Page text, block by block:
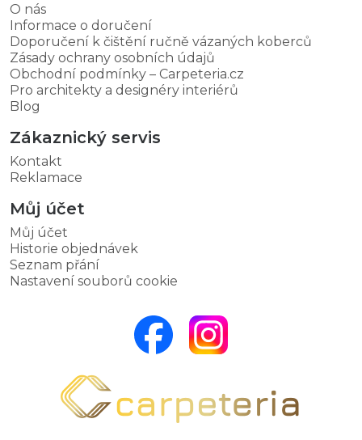
O nás
Informace o doručení
Doporučení k čištění ručně vázaných koberců
Zásady ochrany osobních údajů
Obchodní podmínky – Carpeteria.cz
Pro architekty a designéry interiérů
Blog
Zákaznický servis
Kontakt
Reklamace
Můj účet
Můj účet
Historie objednávek
Seznam přání
Nastavení souborů cookie